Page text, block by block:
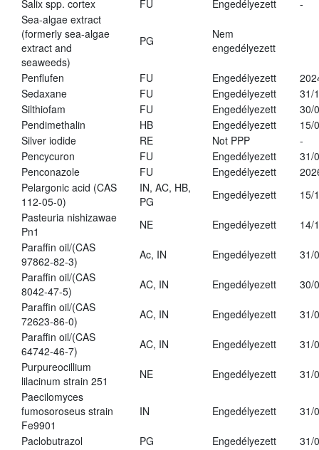
Salix spp. cortex FU Engedélyezett
-
Sea-algae extract
(formerly sea-algae
extract and
seaweeds)
PG
Nem
engedélyezett
Penflufen FU Engedélyezett
Sedaxane
FU Engedélyezett
31/
Silthiofam
FU Engedélyezett
30/
Pendimethalin
HB Engedélyezett
15/
Silver iodide
RE Not PPP
-
Pencycuron
FU Engedélyezett
31/
Penconazole
FU Engedélyezett
Pelargonic acid (CAS
112-05-0)
IN, AC, HB,
PG
Engedélyezett
15/
Pasteuria nishizawae
Pn1
NE Engedélyezett
14/
Paraffin oil/(CAS
97862-82-3)
Ac, IN Engedélyezett
31/
Paraffin oil/(CAS
8042-47-5)
AC, IN Engedélyezett
30/
Paraffin oil/(CAS
72623-86-0)
AC, IN Engedélyezett
31/
Paraffin oil/(CAS
64742-46-7)
AC, IN Engedélyezett
31/
Purpureocillium
lilacinum strain 251
NE Engedélyezett
31/
Paecilomyces
fumosoroseus strain
Fe9901
IN Engedélyezett 31/
Paclobutrazol PG Engedélyezett
31/